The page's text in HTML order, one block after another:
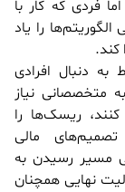
فردی که کار با
را یاد
کند.
دنبال افرادی
متخصصانی نیاز
ریسک‌ها را
مالی
مسیر رسیدن به
نهایی همچنان